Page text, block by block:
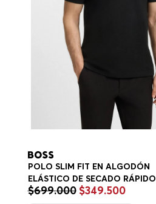
POLO SLIM FIT EN ALGODÓN
ELÁSTICO DE SECADO RÁPIDO
POLO SLIM FIT HOMBRE
$699.000 $349.500